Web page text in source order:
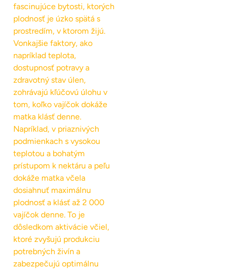
fascinujúce bytosti, ktorých
plodnosť je úzko spätá s
prostredím, v ktorom žijú.
Vonkajšie faktory, ako
napríklad teplota,
dostupnosť potravy a
zdravotný stav úlen,
zohrávajú kľúčovú úlohu v
tom, koľko vajíčok dokáže
matka klásť denne.
Napríklad, v priaznivých
podmienkach s vysokou
teplotou a bohatým
prístupom k nektáru a peľu
dokáže matka včela
dosiahnuť maximálnu
plodnosť a klásť až 2 000
vajíčok denne. To je
dôsledkom aktivácie včiel,
ktoré zvyšujú produkciu
potrebných živín a
zabezpečujú optimálnu